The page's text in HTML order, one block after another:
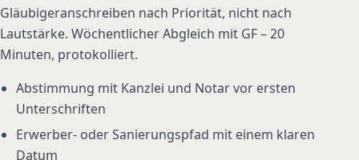
Gläubigeranschreiben nach Priorität, nicht nach
Lautstärke. Wöchentlicher Abgleich mit GF – 20
Minuten, protokolliert.
Abstimmung mit Kanzlei und Notar vor ersten
Unterschriften
Erwerber- oder Sanierungspfad mit einem klaren
Datum